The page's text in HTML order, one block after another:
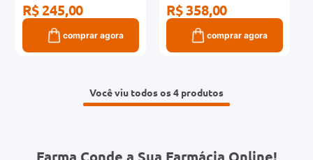
R$ 245,00
comprar agora
R$ 358,00
comprar agora
Você viu todos os 4